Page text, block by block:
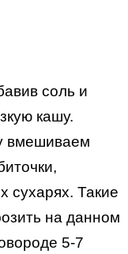
соль и
кашу.
вмешиваем
сухарях. Такие
на данном
5-7